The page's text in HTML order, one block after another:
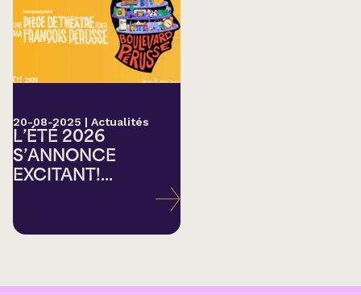
20-08-2025 | Actualités
L’ÉTÉ 2026
S’ANNONCE
EXCITANT!...